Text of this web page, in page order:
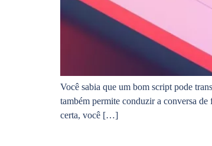
Você sabia que um bom script pode
também permite conduzir a conversa
certa, você […]